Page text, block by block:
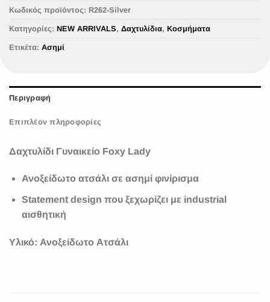
Κωδικός προϊόντος: R262-Silver
Κατηγορίες: NEW ARRIVALS, Δαχτυλίδια, Κοσμήματα
Ετικέτα: Ασημί
Περιγραφή
Επιπλέον πληροφορίες
Δαχτυλίδι Γυναικείο Foxy Lady
Ανοξείδωτο ατσάλι σε ασημί φινίρισμα
Statement design που ξεχωρίζει με industrial
αισθητική
Υλικό: Ανοξείδωτο Ατσάλι